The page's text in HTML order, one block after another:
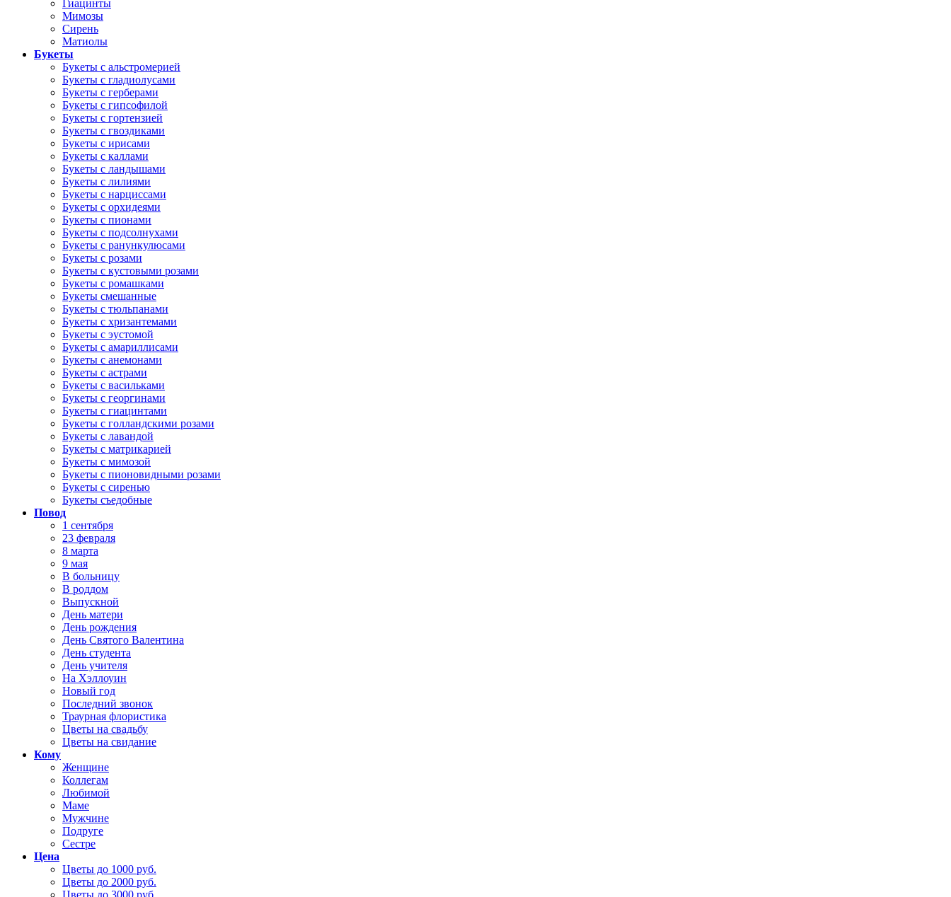
Гиацинты
Мимозы
Сирень
Матиолы
Букеты
Букеты с альстромерией
Букеты с гладиолусами
Букеты с герберами
Букеты с гипсофилой
Букеты с гортензией
Букеты с гвоздиками
Букеты с ирисами
Букеты с каллами
Букеты с ландышами
Букеты с лилиями
Букеты с нарциссами
Букеты с орхидеями
Букеты с пионами
Букеты с подсолнухами
Букеты с ранункулюсами
Букеты с розами
Букеты с кустовыми розами
Букеты с ромашками
Букеты смешанные
Букеты с тюльпанами
Букеты с хризантемами
Букеты с эустомой
Букеты с амариллисами
Букеты с анемонами
Букеты с астрами
Букеты с васильками
Букеты с георгинами
Букеты с гиацинтами
Букеты с голландскими розами
Букеты с лавандой
Букеты с матрикарией
Букеты с мимозой
Букеты с пионовидными розами
Букеты с сиренью
Букеты съедобные
Повод
1 сентября
23 февраля
8 марта
9 мая
В больницу
В роддом
Выпускной
День матери
День рождения
День Святого Валентина
День студента
День учителя
На Хэллоуин
Новый год
Последний звонок
Траурная флористика
Цветы на свадьбу
Цветы на свидание
Кому
Женщине
Коллегам
Любимой
Маме
Мужчине
Подруге
Сестре
Цена
Цветы до 1000 руб.
Цветы до 2000 руб.
Цветы до 3000 руб.